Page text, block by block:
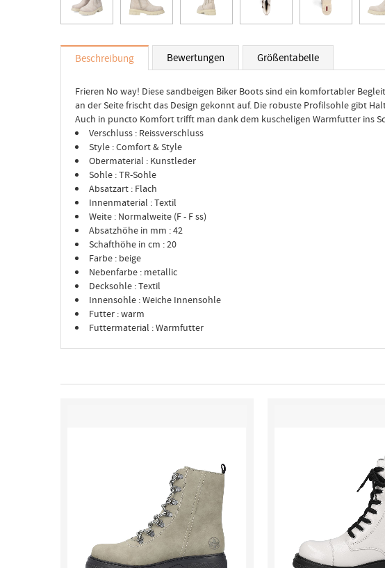
Beschreibung Bewertungen Größentabelle
Frieren No way! Diese sandbeigen Biker Boots sind ein komfortabler
an der Seite frischt das Design gekonnt auf. Die robuste Profilsohle gibt
Auch in puncto Komfort trifft man dank dem kuscheligen Warmfutter ins
Verschluss : Reissverschluss
Style : Comfort & Style
Obermaterial : Kunstleder
Sohle : TR-Sohle
Absatzart : Flach
Innenmaterial : Textil
Weite : Normalweite (F - F ss)
Absatzhöhe in mm : 42
Schafthöhe in cm : 20
Farbe : beige
Nebenfarbe : metallic
Decksohle : Textil
Innensohle : Weiche Innensohle
Futter : warm
Futtermaterial : Warmfutter